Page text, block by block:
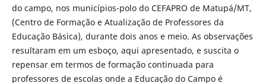
do campo, nos municípios-polo do CEFAPRO de Matupá/MT,
(Centro de Formação e Atualização de Professores da
Educação Básica), durante dois anos e meio. As observações
resultaram em um esboço, aqui apresentado, e suscita o
repensar em termos de formação continuada para
professores de escolas onde a Educação do Campo é